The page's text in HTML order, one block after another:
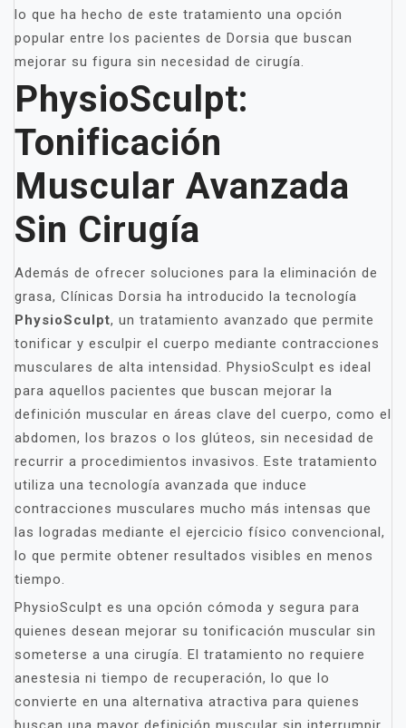
lo que ha hecho de este tratamiento una opción
popular entre los pacientes de Dorsia que buscan
mejorar su figura sin necesidad de cirugía.
PhysioSculpt:
Tonificación
Muscular Avanzada
Sin Cirugía
Además de ofrecer soluciones para la eliminación de
grasa, Clínicas Dorsia ha introducido la tecnología
PhysioSculpt, un tratamiento avanzado que permite
tonificar y esculpir el cuerpo mediante contracciones
musculares de alta intensidad. PhysioSculpt es ideal
para aquellos pacientes que buscan mejorar la
definición muscular en áreas clave del cuerpo, como el
abdomen, los brazos o los glúteos, sin necesidad de
recurrir a procedimientos invasivos. Este tratamiento
utiliza una tecnología avanzada que induce
contracciones musculares mucho más intensas que
las logradas mediante el ejercicio físico convencional,
lo que permite obtener resultados visibles en menos
tiempo.
PhysioSculpt es una opción cómoda y segura para
quienes desean mejorar su tonificación muscular sin
someterse a una cirugía. El tratamiento no requiere
anestesia ni tiempo de recuperación, lo que lo
convierte en una alternativa atractiva para quienes